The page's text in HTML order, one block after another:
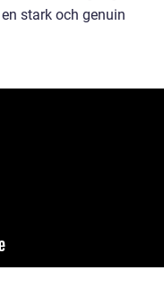
stark och genuin